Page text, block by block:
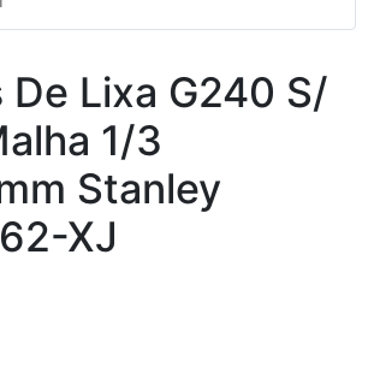
De Lixa G240 S/
1/3
Stanley
XJ